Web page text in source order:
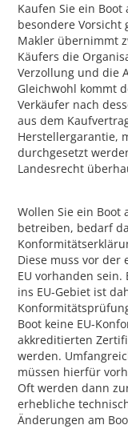
Kaufen Sie ein
besondere Vorsicht
Makler übernimmt
Käufers die
Verzollung und die
Gleichwohl kommt
Verkäufer nach
aus dem
Herstellergarantie,
durchgesetzt
Landesrecht
Wollen Sie ein Boot
betreiben, bedarf
Diese muss vor
EU vorhanden
ins EU-Gebiet ist
Boot keine EU-
akkreditierten
werden.
müssen hierfür
Oft werden dann
erhebliche
Änderungen am